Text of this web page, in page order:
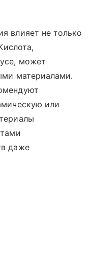
влияет не только
может
материалами.
или
даже